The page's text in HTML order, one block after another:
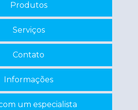
eletrônicos
Produtos
Serviços
Contato
Informações
um especialista